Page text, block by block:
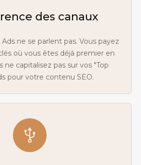
des canaux
ne se parlent pas. Vous payez
où vous êtes déjà premier en
ne capitalisez pas sur vos "Top
pour votre contenu SEO.